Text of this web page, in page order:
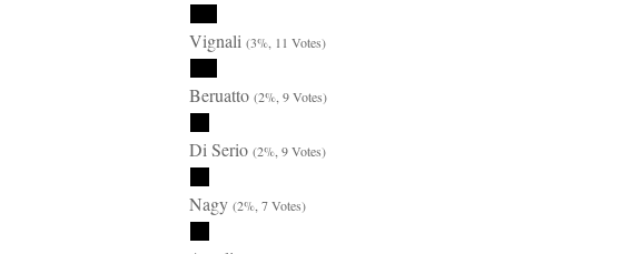
Vignali (3%, 11 Votes)
Beruatto (2%, 9 Votes)
Di Serio (2%, 9 Votes)
Nagy (2%, 7 Votes)